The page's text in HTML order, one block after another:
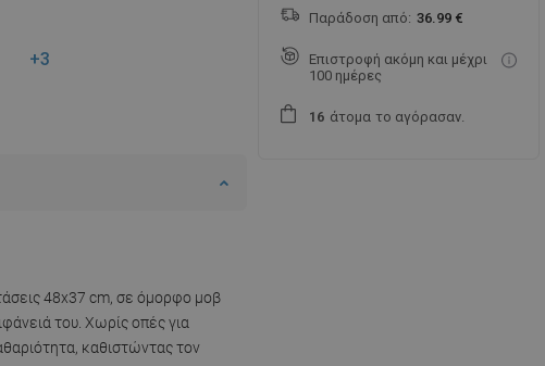
+3
48x37 cm, σε όμορφο μοβ
του. Χωρίς οπές για
καθιστώντας τον
Παράδοση από: 36.99 €
Επιστροφή ακόμη και μέχρι
100 ημέρες
1 6 άτομα το αγόρασαν.